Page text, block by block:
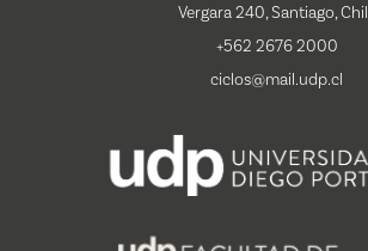
Vergara 240, Santiago,
+562 2676 2000
ciclos@mail.udp.cl